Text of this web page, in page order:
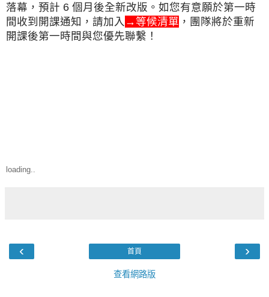
落幕，預計 6 個月後全新改版。如您有意願於第一時
間收到 開課通知，請加入 → 等候清單 ，團隊將於重新
開課後第一時間與您優先聯繫！
loading..
‹ ›
首頁
查看網路版